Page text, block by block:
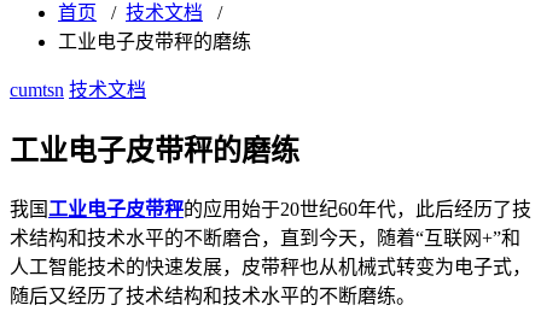
首页 / 技术文档 /
工业电子皮带秤的磨练
cumtsn 技术文档
工业电子皮带秤的磨练
我国工业电子皮带秤的应用始于20世纪60年代，此后经历了技
术结构和技术水平的不断磨合，直到今天，随着“互联网+”和
人工智能技术的快速发展，皮带秤也从机械式转变为电子式，
随后又经历了技术结构和技术水平的不断磨练。